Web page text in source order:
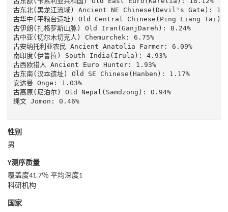
古东北(黑龙江流域) Ancient NE Chinese(Devil's Gate):
古华中(平粮台遗址) Old Central Chinese(Ping Liang Tai):
古伊朗(扎格罗斯山脉) Old Iran(GanjDareh): 8.24%
古中亚(切尔木切克人) Chemurchek: 6.75%
古安纳托利亚农民 Ancient Anatolia Farmer: 6.09%
南印度(伊鲁拉) South India(Irula): 4.93%
古西欧猎人 Ancient Euro Hunter: 1.93%
古东南(汉本遗址) Old SE Chinese(Hanben): 1.17%
安达曼 Onge: 1.03%
古高原(尼泊尔) Old Nepal(Samdzong): 0.94%
绳文 Jomon: 0.46%
性别
男
Y测序质量
覆盖度41.7％ 平均深度1
科研机构
国家